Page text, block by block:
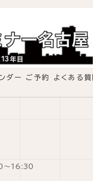
ダー ご予約 よくある質
16:30